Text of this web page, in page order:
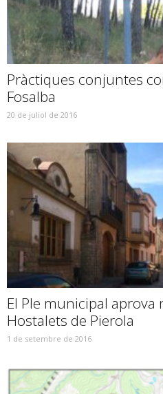
Pràctiques conjuntes
Fosalba
20 de juliol de 2016
El Ple municipal aprova
Hostalets de Pierola
1 de setembre de 2016